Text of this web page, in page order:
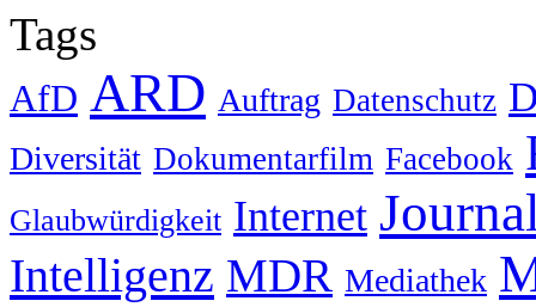
Tags
AfD ARD Auftrag Datenschutz
Diversität Dokumentarfilm Facebook
Glaubwürdigkeit Internet
Intelligenz MDR Mediathek